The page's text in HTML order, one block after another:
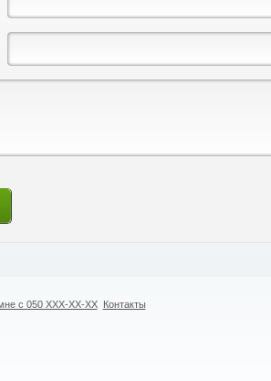
с 050 XXX-XX-XX Контакты